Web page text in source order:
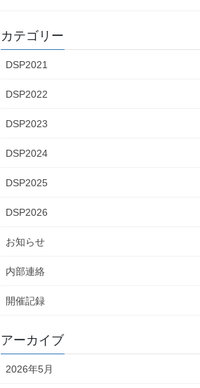
カテゴリー
DSP2021
DSP2022
DSP2023
DSP2024
DSP2025
DSP2026
お知らせ
内部連絡
開催記録
アーカイブ
2026年5月